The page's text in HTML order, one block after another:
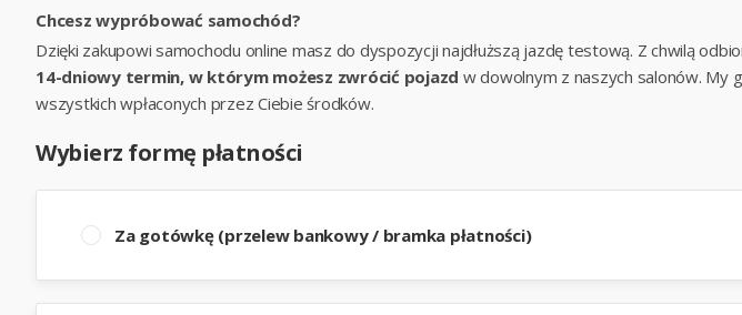
Chcesz wypróbować samochód?
Dzięki zakupowi samochodu online masz do dyspozycji najdłuższą jazdę testową. Z chwilą
14-dniowy termin, w którym możesz zwrócić pojazd w dowolnym z naszych salonów. My
wszystkich wpłaconych przez Ciebie środków.
Wybierz formę płatności
Za gotówkę (przelew bankowy / bramka płatności)